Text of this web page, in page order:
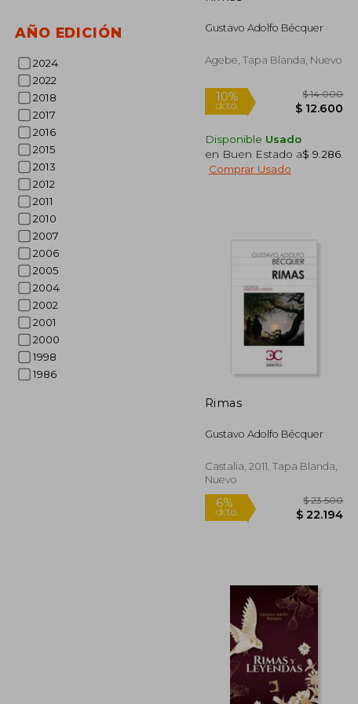
AÑO EDICIÓN
2024
2022
2018
2017
2016
2015
2013
2012
2011
2010
2007
2006
2005
2004
2002
2001
2000
1998
1986
Gustavo Adolfo Bécquer
Agebe, Tapa Blanda, Nuevo
10%
Disponible Usado
en Buen Estado a$ 9.286
Comprar Usado
Rimas
Gustavo Adolfo Bécquer
Castalia, 2011, Tapa Blanda,
Nuevo